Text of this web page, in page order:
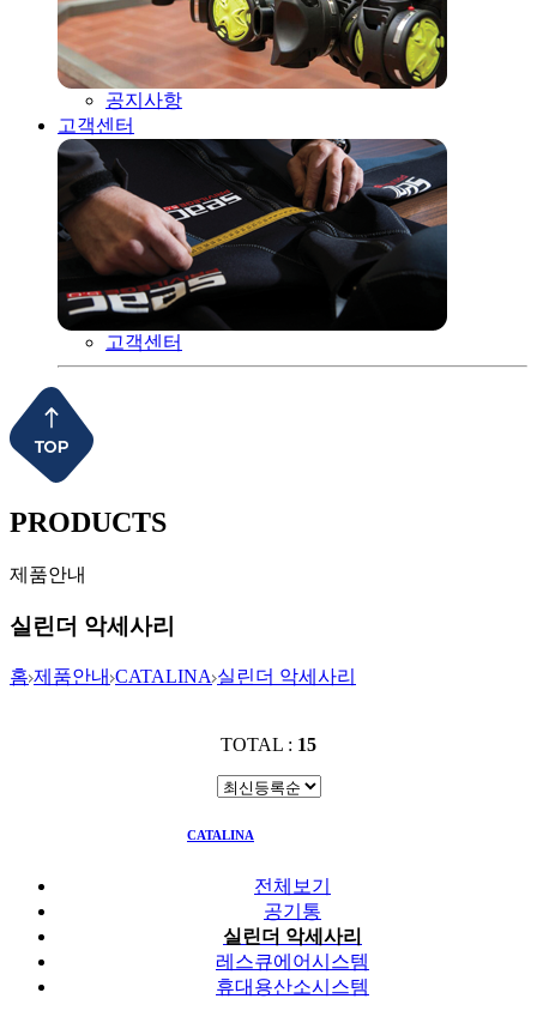
공지사항
고객센터
고객센터
PRODUCTS
제품안내
실린더 악세사리
홈 제품안내 CATALINA 실린더 악세사리
TOTAL : 15
CATALINA
전체보기
공기통
실린더 악세사리
레스큐에어시스템
휴대용산소시스템